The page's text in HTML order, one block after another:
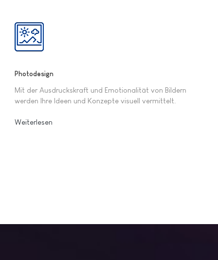
Photodesign
Mit der Ausdruckskraft und Emotionalität von Bildern
werden Ihre Ideen und Konzepte visuell vermittelt.
Weiterlesen